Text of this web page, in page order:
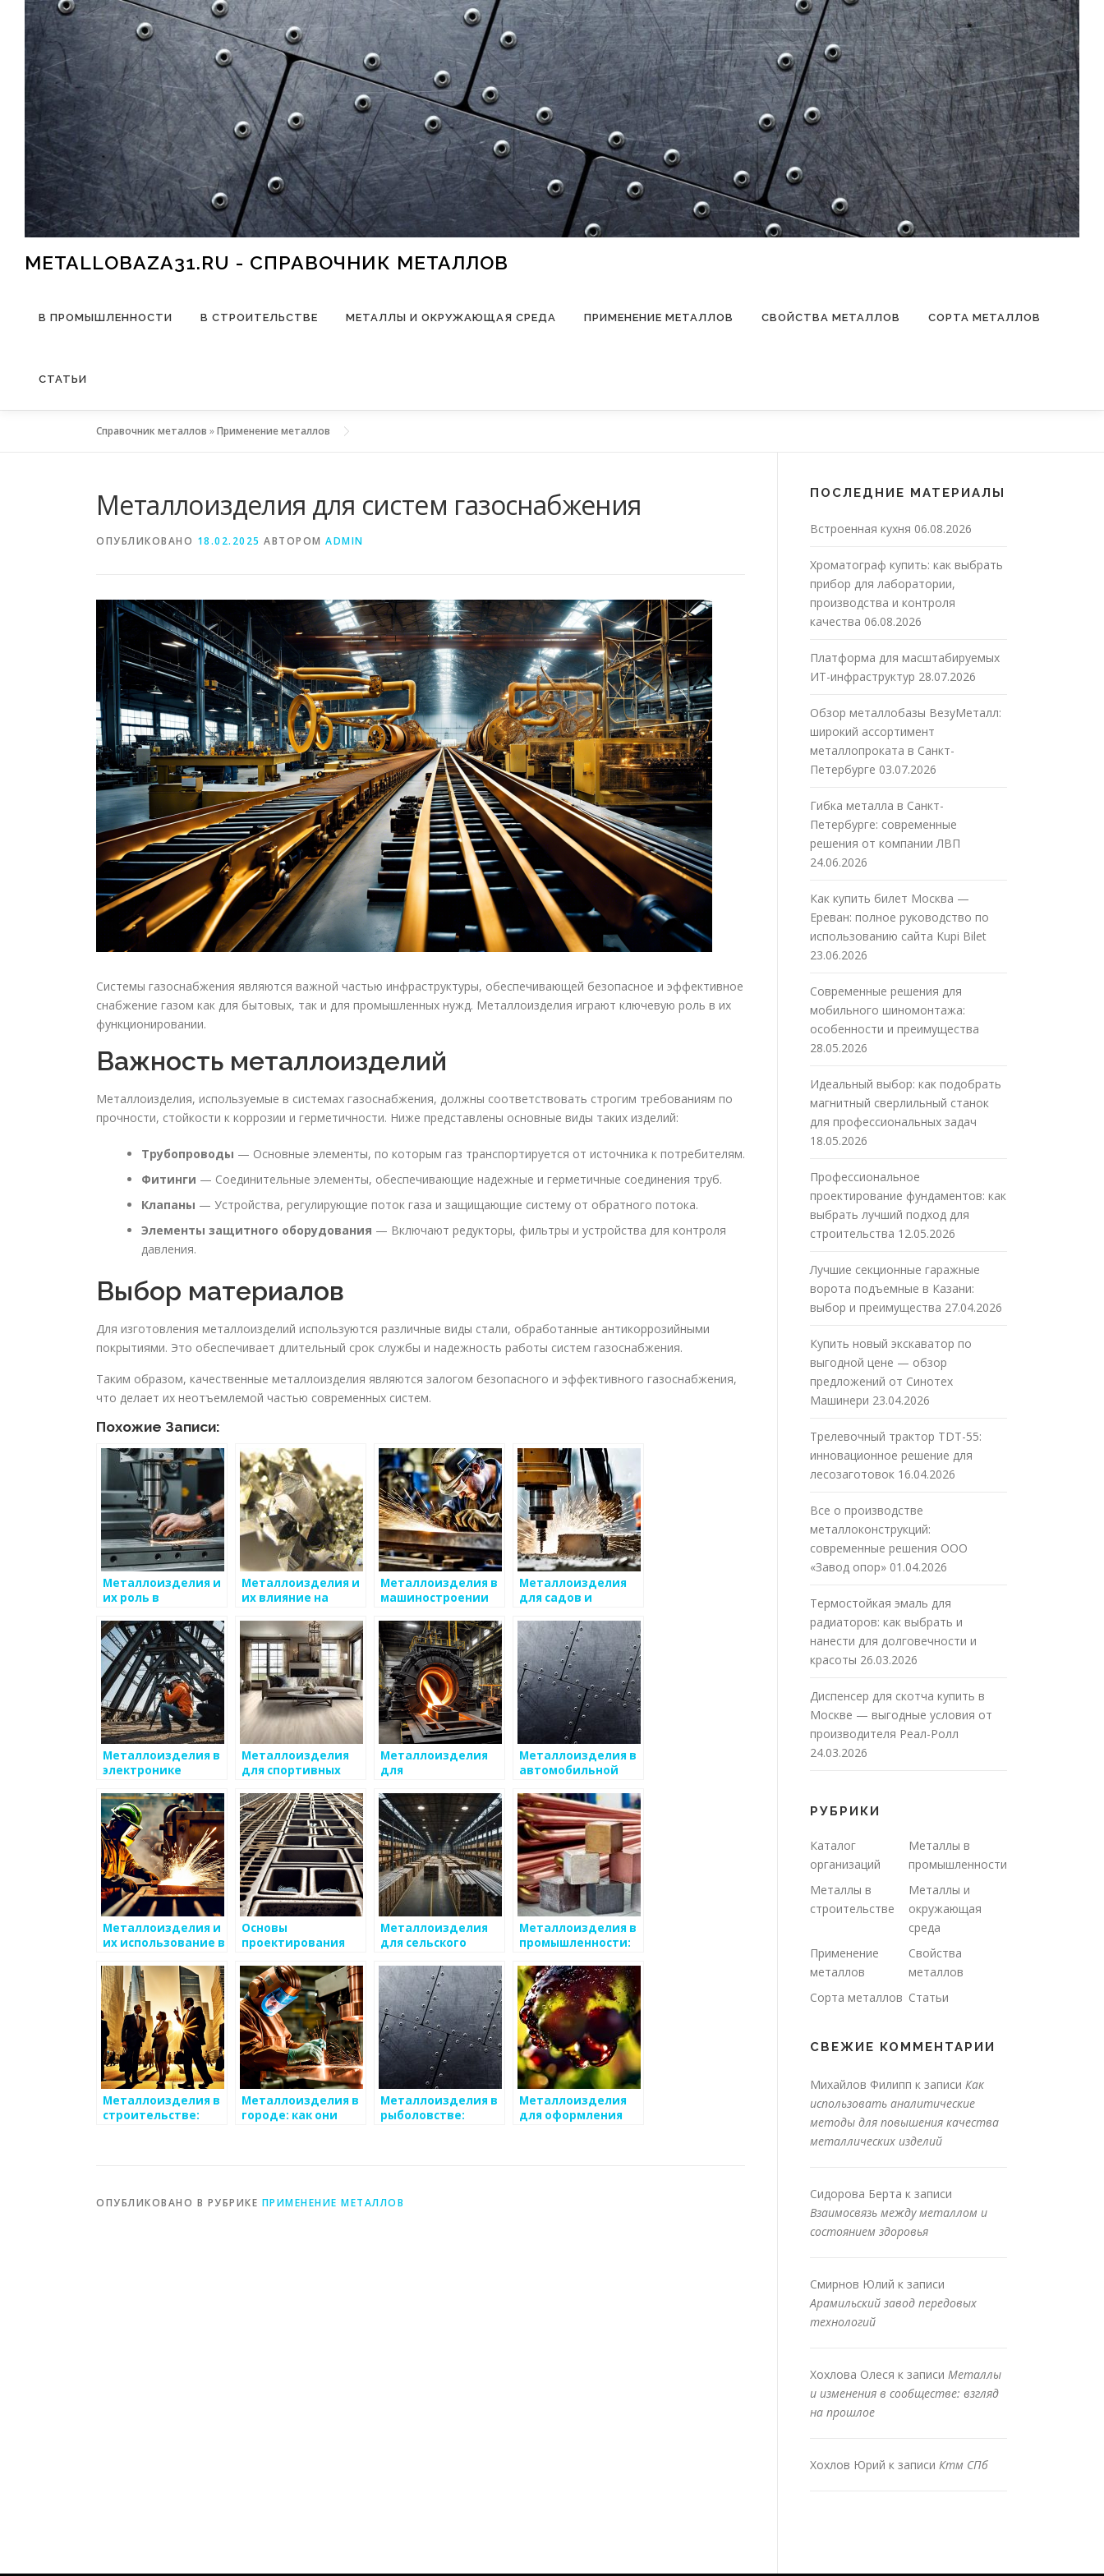
Перейти к содержимому
METALLOBAZA31.RU - СПРАВОЧНИК МЕТАЛЛОВ
В ПРОМЫШЛЕННОСТИ В СТРОИТЕЛЬСТВЕ МЕТАЛЛЫ И ОКРУЖАЮЩАЯ СРЕДА ПРИМЕНЕНИЕ МЕТАЛЛОВ СВОЙСТВА МЕТАЛЛОВ СОРТА МЕТАЛЛОВ
СТАТЬИ
Справочник металлов »Применение металлов
Металлоизделия для систем газоснабжения
ОПУБЛИКОВАНО 18.02.2025 АВТОРОМ ADMIN
Системы газоснабжения являются важной частью инфраструктуры, обеспечивающей безопасное и эффективное
снабжение газом как для бытовых, так и для промышленных нужд. Металлоизделия играют ключевую роль в их
функционировании.
Важность металлоизделий
Металлоизделия, используемые в системах газоснабжения, должны соответствовать строгим требованиям по
прочности, стойкости к коррозии и герметичности. Ниже представлены основные виды таких изделий:
Трубопроводы — Основные элементы, по которым газ транспортируется от источника к потребителям.
Фитинги — Соединительные элементы, обеспечивающие надежные и герметичные соединения труб.
Клапаны — Устройства, регулирующие поток газа и защищающие систему от обратного потока.
Элементы защитного оборудования — Включают редукторы, фильтры и устройства для контроля
давления.
Выбор материалов
Для изготовления металлоизделий используются различные виды стали, обработанные антикоррозийными
покрытиями. Это обеспечивает длительный срок службы и надежность работы систем газоснабжения.
Таким образом, качественные металлоизделия являются залогом безопасного и эффективного газоснабжения,
что делает их неотъемлемой частью современных систем.
Похожие Записи:
Металлоизделия и
их роль в
электроэнергии
Металлоизделия и
их влияние на
инфраструктуру
Металлоизделия в
машиностроении
Металлоизделия
для садов и
Металлоизделия в
электронике
Металлоизделия
для спортивных
Металлоизделия
для
оформления
Металлоизделия в
автомобильной
Металлоизделия и
их использование в
Основы
проектирования
систем: лотки и их
виды
Металлоизделия
для сельского
Металлоизделия в
промышленности:
Металлоизделия в
строительстве:
Металлоизделия в
городе: как они
Металлоизделия в
рыболовстве:
Металлоизделия
для оформления
ОПУБЛИКОВАНО В РУБРИКЕ ПРИМЕНЕНИЕ МЕТАЛЛОВ
ПОСЛЕДНИЕ МАТЕРИАЛЫ
Встроенная кухня 06.08.2026
Хроматограф купить: как выбрать
прибор для лаборатории,
производства и контроля
качества 06.08.2026
Платформа для масштабируемых
ИТ-инфраструктур 28.07.2026
Обзор металлобазы ВезуМеталл:
широкий ассортимент
металлопроката в Санкт-
Петербурге 03.07.2026
Гибка металла в Санкт-
Петербурге: современные
решения от компании ЛВП
24.06.2026
Как купить билет Москва —
Ереван: полное руководство по
использованию сайта Kupi Bilet
23.06.2026
Современные решения для
мобильного шиномонтажа:
особенности и преимущества
28.05.2026
Идеальный выбор: как подобрать
магнитный сверлильный станок
для профессиональных задач
18.05.2026
Профессиональное
проектирование фундаментов: как
выбрать лучший подход для
строительства 12.05.2026
Лучшие секционные гаражные
ворота подъемные в Казани:
выбор и преимущества 27.04.2026
Купить новый экскаватор по
выгодной цене — обзор
предложений от Синотех
Машинери 23.04.2026
Трелевочный трактор TDT-55:
инновационное решение для
лесозаготовок 16.04.2026
Все о производстве
металлоконструкций:
современные решения ООО
«Завод опор» 01.04.2026
Термостойкая эмаль для
радиаторов: как выбрать и
нанести для долговечности и
красоты 26.03.2026
Диспенсер для скотча купить в
Москве — выгодные условия от
производителя Реал-Ролл
24.03.2026
РУБРИКИ
Каталог
организаций
Металлы в
промышленности
Металлы в
строительстве
Металлы и
окружающая
среда
Применение
металлов
Свойства
металлов
Сорта металлов Статьи
СВЕЖИЕ КОММЕНТАРИИ
Михайлов Филипп к записи Как
использовать аналитические
методы для повышения качества
металлических изделий
Сидорова Берта к записи
Взаимосвязь между металлом и
состоянием здоровья
Смирнов Юлий к записи
Арамильский завод передовых
технологий
Хохлова Олеся к записи Металлы
и изменения в сообществе: взгляд
на прошлое
Хохлов Юрий к записи Ктм СПб